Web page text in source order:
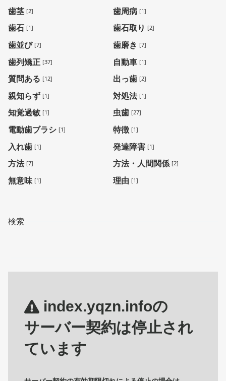
歯茎 [2] 歯周病 [1]
歯石 [1] 歯石取り [2]
歯並び [7] 歯磨き [7]
歯列矯正 [37] 自動車 [1]
質問ある [12] 出っ歯 [2]
親知らず [1] 対処法 [1]
知覚過敏 [1] 虫歯 [27]
電動歯ブラシ [1] 特徴 [1]
入れ歯 [1] 発達障害 [1]
方法 [7] 方法・人間関係 [2]
無意味 [1] 理由 [1]
検索